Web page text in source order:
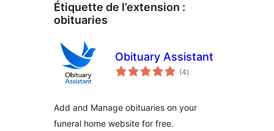
Étiquette de l’extension :
obituaries
Obituary Assistant
(4notes
en
)
Add and Manage obituaries on your
funeral home website for free.